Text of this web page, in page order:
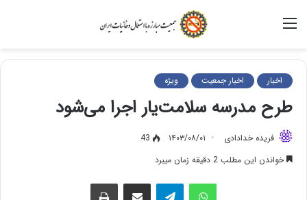
اخبار اخبار جمعیت ویژه
طرح‌ مدرسه سلامت‌یار‌ اجرا می‌شود
فریده خدادادی ۱۴۰۳/۰۸/۰۱
43
خواندن این مطلب 2 دقیقه زمان میبرد
واتس آپ اشتراک گذاری از طریق ایمیل